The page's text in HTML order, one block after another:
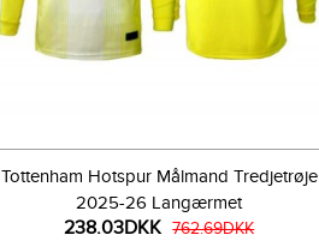
Tottenham Hotspur Målmand Tredjetrøje
2025-26 Langærmet
238.03DKK 762.69DKK